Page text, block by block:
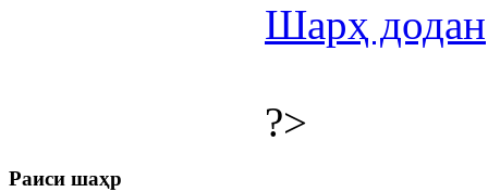
Шарҳ додан
?>
Раиси шаҳр